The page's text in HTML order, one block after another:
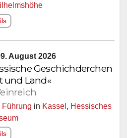
August 2026
Geschichderchen
und Land«
Führung in Kassel , Hessisches